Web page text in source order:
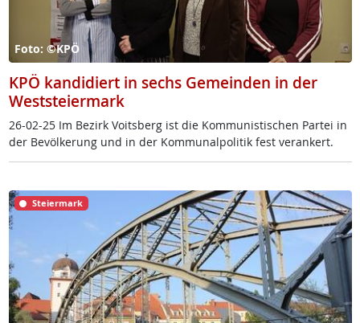
Foto: ©KPÖ
KPÖ kandidiert in sechs Gemeinden in der
Weststeiermark
26-02-25 Im Be­zirk Voits­berg ist die Kom­mu­nis­ti­schen Par­tei in
der Be­völ­ke­rung und in der Kom­mu­nal­po­li­tik fest ver­an­kert.
Steiermark